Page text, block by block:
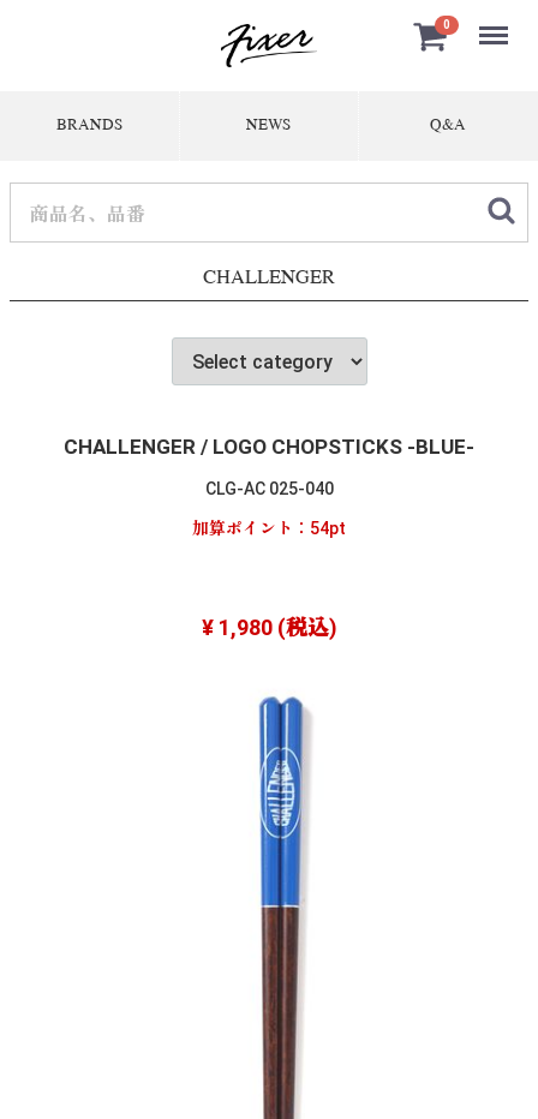
0 Menu
BRANDS NEWS Q&A
CHALLENGER
CHALLENGER / LOGO CHOPSTICKS -BLUE-
CLG-AC 025-040
加算ポイント： 54pt
¥ 1,980(税込)